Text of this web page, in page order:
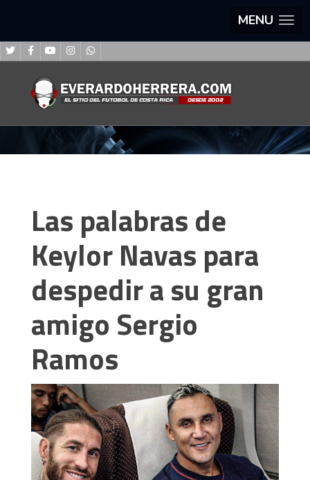
MENU
Las palabras de
Keylor Navas para
despedir a su gran
amigo Sergio
Ramos